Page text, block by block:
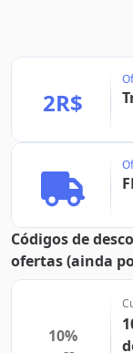
2R$
Códigos de
ofertas (ainda
10%